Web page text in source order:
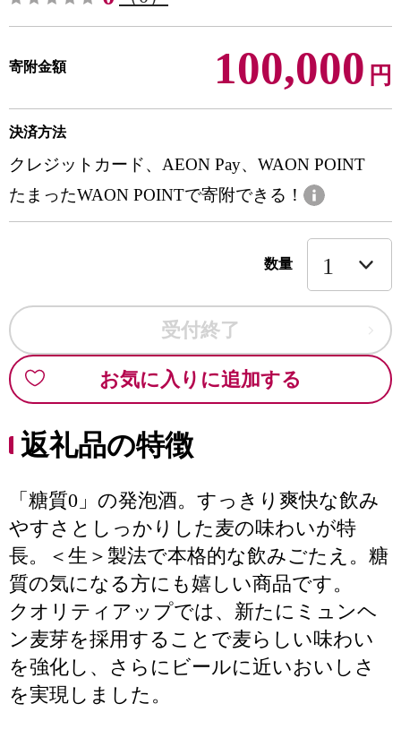
寄附金額 100,000 円
決済方法
クレジットカード、AEON Pay、WAON POINT
たまったWAON POINTで寄附できる！
数量
受付終了
お気に入りに追加する
返礼品の特徴
「糖質0」の発泡酒。すっきり爽快な飲み
やすさとしっかりした麦の味わいが特
長。＜生＞製法で本格的な飲みごたえ。糖
質の気になる方にも嬉しい商品です。
クオリティアップでは、新たにミュンヘ
ン麦芽を採用することで麦らしい味わい
を強化し、さらにビールに近いおいしさ
を実現しました。